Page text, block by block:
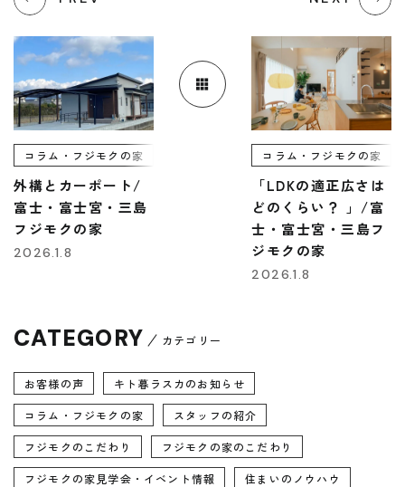
コラム・フジモクの家
外構とカーポート/
富士・富士宮・三島
フジモクの家
2026.1.8
コラム・フジモクの家
「LDKの適正広さは
どのくらい？ 」/富
士・富士宮・三島フ
ジモクの家
2026.1.8
CATEGORY カテゴリー
お客様の声 キト暮ラスカのお知らせ
コラム・フジモクの家 スタッフの紹介
フジモクのこだわり フジモクの家のこだわり
フジモクの家見学会・イベント情報 住まいのノウハウ